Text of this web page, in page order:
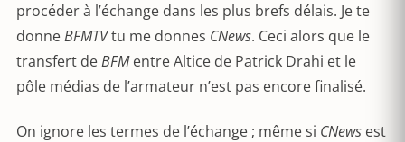
procéder à l’échange dans les plus brefs délais. Je te
donneBFMTVtu me donnes CNews. Ceci alors que le
transfert deBFMentre Altice de Patrick Drahi et le
pôle médias de l’armateur n’est pas encore finalisé.
On ignore les termes de l’échange ; même si CNews est